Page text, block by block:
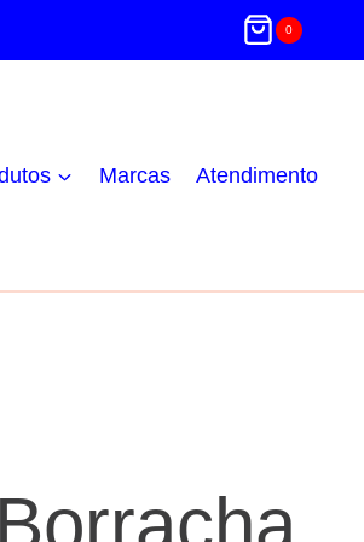
0
Marcas Atendimento